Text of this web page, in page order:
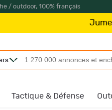
/ outdoor, 100% français
Jumelles &
Tactique & Défense